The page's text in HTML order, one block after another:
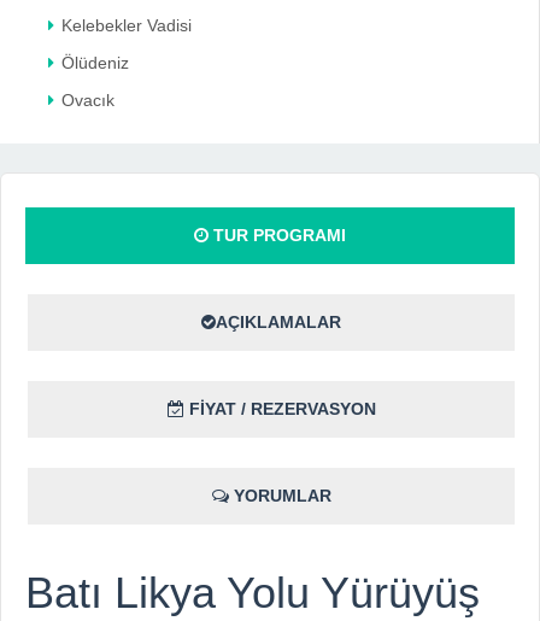
Kelebekler Vadisi
Ölüdeniz
Ovacık
TUR PROGRAMI
AÇIKLAMALAR
FİYAT / REZERVASYON
YORUMLAR
Batı Likya Yolu Yürüyüş